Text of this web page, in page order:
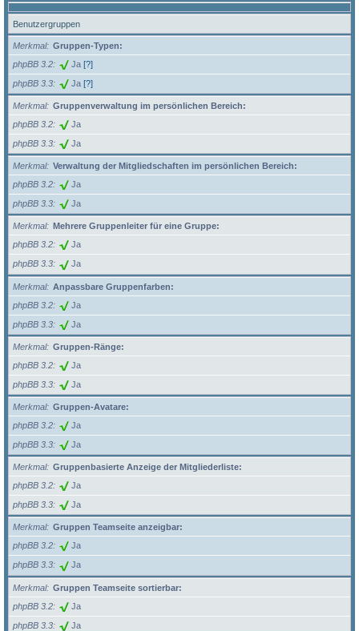
Benutzergruppen
Merkmal
Gruppen-Typen:
phpBB 3.2
Ja [?]
phpBB 3.3 Ja [?]
Merkmal
Gruppenverwaltung im persönlichen Bereich:
phpBB 3.2
Ja
phpBB 3.3 Ja
Merkmal
Verwaltung der Mitgliedschaften im persönlichen Bereich:
phpBB 3.2
Ja
phpBB 3.3 Ja
Merkmal
Mehrere Gruppenleiter für eine Gruppe:
phpBB 3.2
Ja
phpBB 3.3 Ja
Merkmal
Anpassbare Gruppenfarben:
phpBB 3.2
Ja
phpBB 3.3 Ja
Merkmal
Gruppen-Ränge:
phpBB 3.2
Ja
phpBB 3.3 Ja
Merkmal
Gruppen-Avatare:
phpBB 3.2
Ja
phpBB 3.3 Ja
Merkmal
Gruppenbasierte Anzeige der Mitgliederliste:
phpBB 3.2
Ja
phpBB 3.3 Ja
Merkmal
Gruppen Teamseite anzeigbar:
phpBB 3.2
Ja
phpBB 3.3 Ja
Merkmal
Gruppen Teamseite sortierbar:
phpBB 3.2
Ja
phpBB 3.3 Ja